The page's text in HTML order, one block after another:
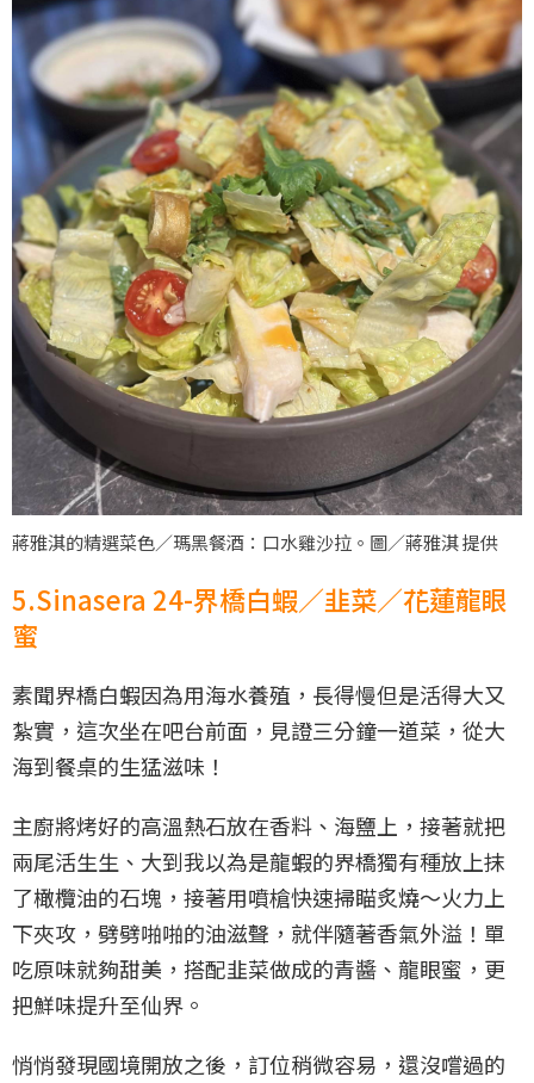
蔣雅淇的精選菜色／瑪黑餐酒：口水雞沙拉。圖／蔣雅淇 提供
5.Sinasera 24-界橋白蝦／韭菜／花蓮龍眼
蜜
素聞界橋白蝦因為用海水養殖，長得慢但是活得大又
紮實，這次坐在吧台前面，見證三分鐘一道菜，從大
海到餐桌的生猛滋味！
主廚將烤好的高溫熱石放在香料、海鹽上，接著就把
兩尾活生生、大到我以為是龍蝦的界橋獨有種放上抹
了橄欖油的石塊，接著用噴槍快速掃瞄炙燒～火力上
下夾攻，劈劈啪啪的油滋聲，就伴隨著香氣外溢！單
吃原味就夠甜美，搭配韭菜做成的青醬、龍眼蜜，更
把鮮味提升至仙界。
悄悄發現國境開放之後，訂位稍微容易，還沒嚐過的